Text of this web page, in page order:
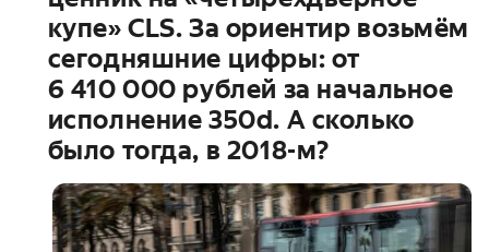
купе» CLS. За ориентир возьмём
сегодняшние цифры: от
6 410 000 рублей за начальное
исполнение 350d. А сколько
было тогда, в 2018-м?